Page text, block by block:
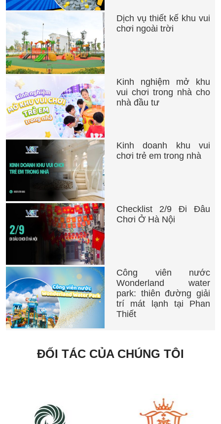
Dịch vụ thiết kế khu vui
chơi ngoài trời
Kinh nghiệm mở khu
vui chơi trong nhà cho
nhà đầu tư
Kinh doanh khu vui
chơi trẻ em trong nhà
Checklist 2/9 Đi Đâu
Chơi Ở Hà Nội
Công viên nước
Wonderland water
park: thiên đường giải
trí mát lạnh tại Phan
Thiết
ĐỐI TÁC CỦA CHÚNG TÔI